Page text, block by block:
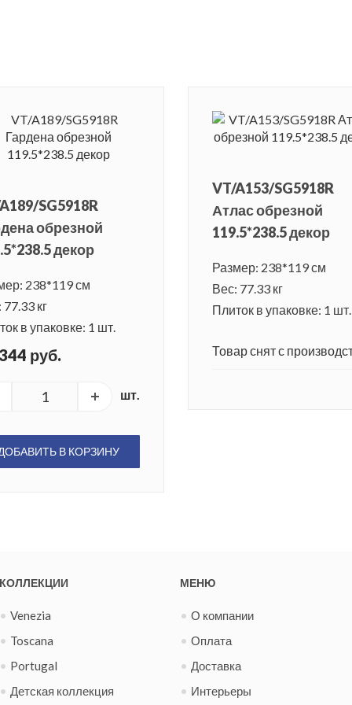
SG5918R
обрезной
декор
238*119 см
кг
в упаковке: 1 шт.
руб.
шт.
В КОРЗИНУ
VT/A153/SG5918R
Атлас обрезной
119.5*238.5 декор
Размер: 238*119 см
Вес: 77.33 кг
Плиток в упаковке: 1 шт.
Товар снят с
КОЛЛЕКЦИИ
Venezia
Toscana
Portugal
Детская коллекция
МЕНЮ
О компании
Оплата
Доставка
Интерьеры